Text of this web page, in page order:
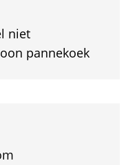
niet
pannekoek